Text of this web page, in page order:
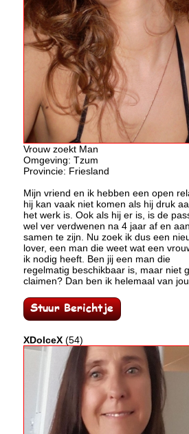
Vrouw zoekt Man
Omgeving: Tzum
Provincie: Friesland
Mijn vriend en ik hebben een open
hij kan vaak niet komen als hij druk
het werk is. Ook als hij er is, is de
wel ver verdwenen na 4 jaar af en aan
samen te zijn. Nu zoek ik dus een
lover, een man die weet wat een
ik nodig heeft. Ben jij een man die
regelmatig beschikbaar is, maar niet
claimen? Dan ben ik helemaal van
XDolceX (54)